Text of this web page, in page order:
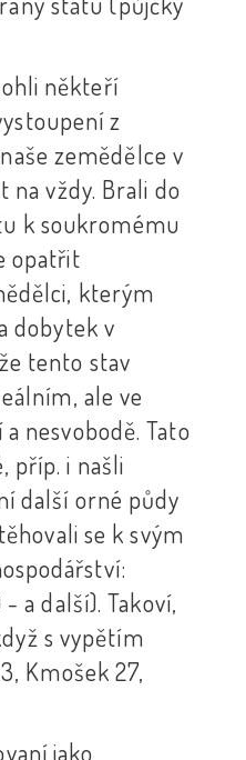
někteří
z
zemědělce v
na vždy. Brali do
k soukromému
opatřit
kterým
dobytek v
tento stav
ale ve
nesvobodě. Tato
příp. i našli
další orné půdy
se k svým
a další). Takoví,
s vypětím
Kmošek 27,
jako